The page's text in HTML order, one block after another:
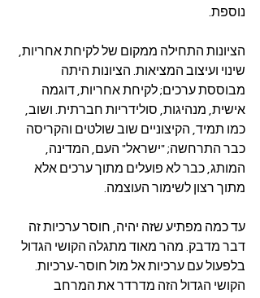
נוספת.
הציונות התחילה ממקום של לקיחת אחריות,
שינוי ועיצוב המציאות. הציונות היתה
מבוססת ערכים; לקיחת אחריות, דוגמה
אישית, מנהיגות, סולידריות חברתית. ושוב,
כמו תמיד, הקיצוניים שוב שולטים והקריסה
כבר התרחשה; "ישראל" העם, המדינה,
המותג, כבר לא פועלים מתוך ערכים אלא
מתוך רצון לשימור העוצמה.
עד כמה מפתיע שזה יהיה, חוסר ערכיות זה
דבר מדבק. מהר מאוד מתגלה הקושי הגדול
בלפעול עם ערכיות אל מול חוסר-ערכיות.
הקושי הגדול הזה מדרדר את המרחב